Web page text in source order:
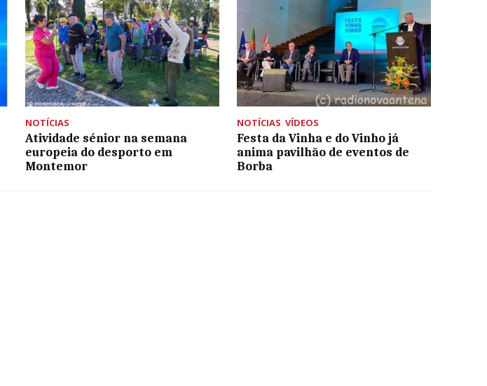
NOTÍCIAS
Atividade sénior na semana
europeia do desporto em
Montemor
NOTÍCIAS, VÍDEOS
Festa da Vinha e do Vinho já
anima pavilhão de eventos de
Borba